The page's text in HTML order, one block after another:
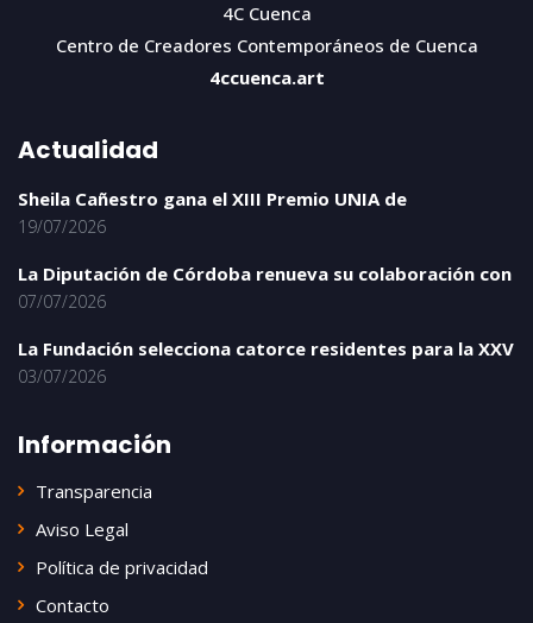
4C Cuenca
Centro de Creadores Contemporáneos de Cuenca
4ccuenca.art
Actualidad
Sheila Cañestro gana el XIII Premio UNIA de
19/07/2026
La Diputación de Córdoba renueva su colaboración con
07/07/2026
La Fundación selecciona catorce residentes para la XXV
03/07/2026
Información
Transparencia
Aviso Legal
Política de privacidad
Contacto